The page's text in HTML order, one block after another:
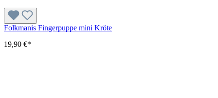
Folkmanis Fingerpuppe mini Kröte
19,90 €*